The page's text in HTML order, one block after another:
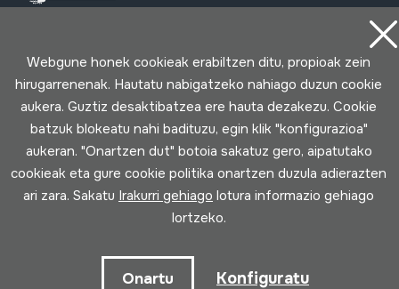
Erabilpen baldintzak Pribatutasun politika Cookie politika
Loturak garatua
Webgune honek cookieak erabiltzen ditu, propioak zein
hirugarrenenak. Hautatu nabigatzeko nahiago duzun cookie
aukera. Guztiz desaktibatzea ere hauta dezakezu. Cookie
batzuk blokeatu nahi badituzu, egin klik "konfigurazioa"
aukeran. "Onartzen dut" botoia sakatuz gero, aipatutako
cookieak eta gure cookie politika onartzen duzula adierazten
ari zara. Sakatu Irakurri gehiago lotura informazio gehiago
lortzeko.
Onartu Konfiguratu